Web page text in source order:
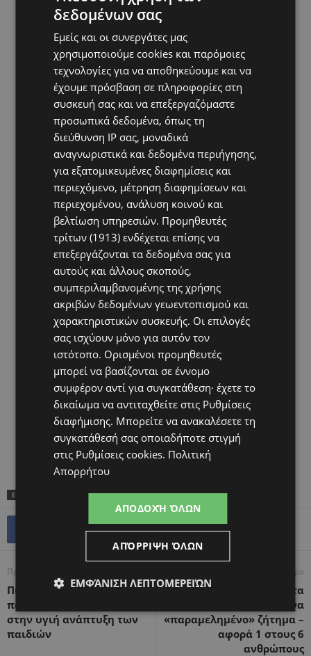
ΕΤΙΚΕΤΕΣ ΘΕΡΜΟΚΟΙΤΊΔΑ ΑΓΆΠΗΣ
Προηγούμενο άρθρο
Πώς οι γιαγιάδες και οι
παππούδες συμβάλλουν
στην υγιή ανάπτυξη των
παιδιών
Επόμενο άρθρο
ΠΟΥ: η υπογονιμότητα
είναι ένα
«παραμελημένο» ζήτημα –
αφορά 1 στους 6
ανθρώπους
δεδομένων σας
Εμείς και οι συνεργάτες μας
χρησιμοποιούμε cookies και παρόμοιες
τεχνολογίες για να αποθηκεύουμε και να
έχουμε πρόσβαση σε πληροφορίες στη
συσκευή σας και να επεξεργαζόμαστε
προσωπικά δεδομένα, όπως τη
διεύθυνση IP σας, μοναδικά
αναγνωριστικά και δεδομένα περιήγησης,
για εξατομικευμένες διαφημίσεις και
περιεχόμενο, μέτρηση διαφημίσεων και
περιεχομένου, ανάλυση κοινού και
βελτίωση υπηρεσιών. Προμηθευτές
τρίτων (1913) ενδέχεται επίσης να
επεξεργάζονται τα δεδομένα σας για
αυτούς και άλλους σκοπούς,
συμπεριλαμβανομένης της χρήσης
ακριβών δεδομένων γεωεντοπισμού και
χαρακτηριστικών συσκευής. Οι επιλογές
σας ισχύουν μόνο για αυτόν τον
ιστότοπο. Ορισμένοι προμηθευτές
μπορεί να βασίζονται σε έννομο
συμφέρον αντί για συγκατάθεση· έχετε το
δικαίωμα να αντιταχθείτε στις Ρυθμίσεις
διαφήμισης. Μπορείτε να ανακαλέσετε τη
συγκατάθεσή σας οποιαδήποτε στιγμή
στις Ρυθμίσεις cookies. Πολιτική
Απορρήτου
ΑΠΟΔΟΧΉ ΌΛΩΝ
ΑΠΌΡΡΙΨΗ ΌΛΩΝ
ΕΜΦΆΝΙΣΗ ΛΕΠΤΟΜΕΡΕΙΏΝ